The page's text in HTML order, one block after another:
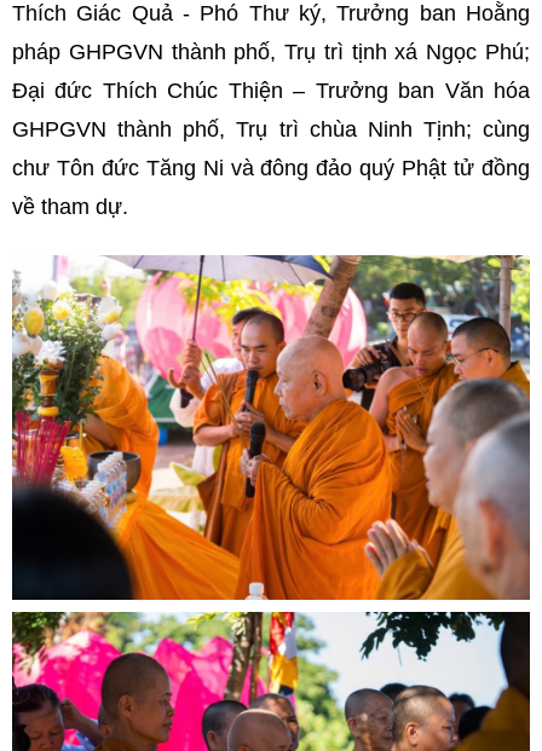
Thích Giác Quả - Phó Thư ký, Trưởng ban Hoằng
pháp GHPGVN thành phố, Trụ trì tịnh xá Ngọc Phú;
Đại đức Thích Chúc Thiện – Trưởng ban Văn hóa
GHPGVN thành phố, Trụ trì chùa Ninh Tịnh; cùng
chư Tôn đức Tăng Ni và đông đảo quý Phật tử đồng
về tham dự.